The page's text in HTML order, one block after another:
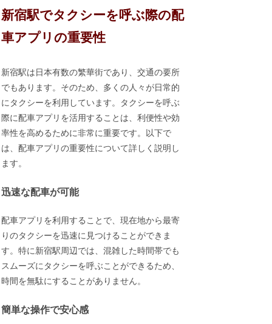
新宿駅でタクシーを呼ぶ際の配
車アプリの重要性
新宿駅は日本有数の繁華街であり、交通の要所
でもあります。そのため、多くの人々が日常的
にタクシーを利用しています。タクシーを呼ぶ
際に配車アプリを活用することは、利便性や効
率性を高めるために非常に重要です。以下で
は、配車アプリの重要性について詳しく説明し
ます。
迅速な配車が可能
配車アプリを利用することで、現在地から最寄
りのタクシーを迅速に見つけることができま
す。特に新宿駅周辺では、混雑した時間帯でも
スムーズにタクシーを呼ぶことができるため、
時間を無駄にすることがありません。
簡単な操作で安心感